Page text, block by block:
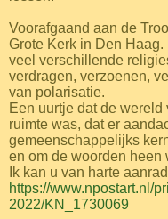
Voorafgaand aan de
Grote Kerk in Den
veel verschillende
verdragen, verzoenen,
van polarisatie.
Een uurtje dat de
ruimte was, dat er
gemeenschappelijks
en om de woorden heen
Ik kan u van harte
https://www.npostart.nl/
2022/KN_1730069